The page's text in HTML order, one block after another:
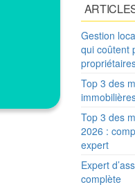
Gestion
qui coûtent
Top 3 des
Top 3 des
2026 :
expert
Expert
complète